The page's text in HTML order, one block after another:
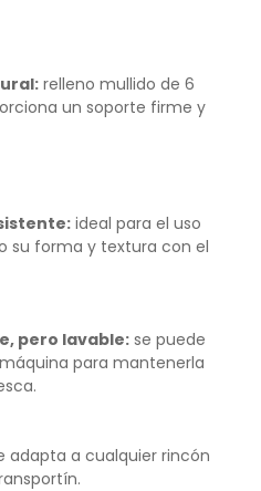
relleno mullido de 6
un soporte firme y
ideal para el uso
su forma y textura con el
pero lavable: se puede
para mantenerla
adapta a cualquier rincón